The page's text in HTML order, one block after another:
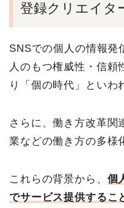
登録クリエイタ
SNSでの個人の情報発
人のもつ権威性・信頼
り「個の時代」といわ
さらに、働き方改革関
業などの働き方の多様
これらの背景から、 個
でサービス提供するこ